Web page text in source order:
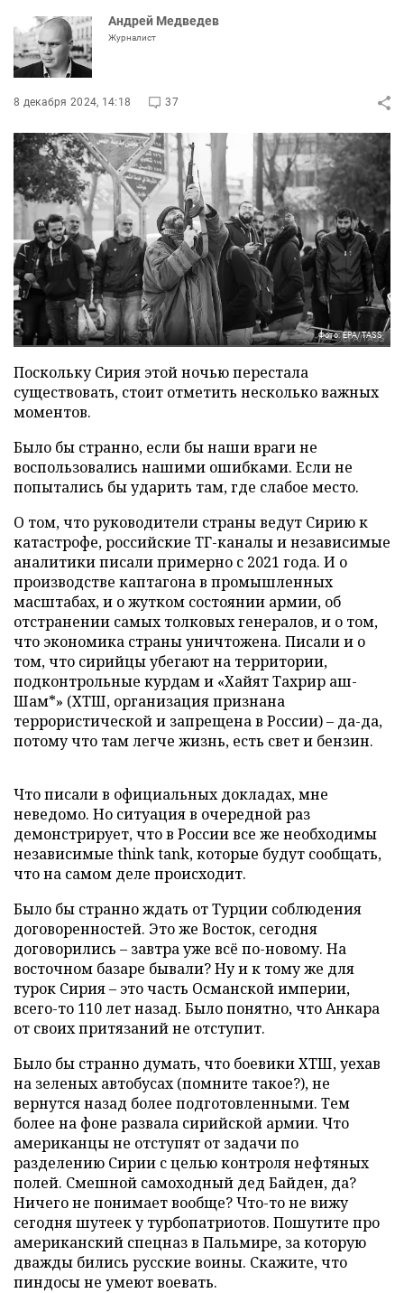
Андрей Медведев
Журналист
8 декабря 2024, 14:18 37
Фото: EPA/TASS
Поскольку Сирия этой ночью перестала
существовать, стоит отметить несколько важных
моментов.
Было бы странно, если бы наши враги не
воспользовались нашими ошибками. Если не
попытались бы ударить там, где слабое место.
О том, что руководители страны ведут Сирию к
катастрофе, российские ТГ-каналы и независимые
аналитики писали примерно с 2021 года. И о
производстве каптагона в промышленных
масштабах, и о жутком состоянии армии, об
отстранении самых толковых генералов, и о том,
что экономика страны уничтожена. Писали и о
том, что сирийцы убегают на территории,
подконтрольные курдам и «Хайят Тахрир аш-
Шам*» (ХТШ, организация признана
террористической и запрещена в России) – да-да,
потому что там легче жизнь, есть свет и бензин.
Что писали в официальных докладах, мне
неведомо. Но ситуация в очередной раз
демонстрирует, что в России все же необходимы
независимые think tank, которые будут сообщать,
что на самом деле происходит.
Было бы странно ждать от Турции соблюдения
договоренностей. Это же Восток, сегодня
договорились – завтра уже всё по-новому. На
восточном базаре бывали? Ну и к тому же для
турок Сирия – это часть Османской империи,
всего-то 110 лет назад. Было понятно, что Анкара
от своих притязаний не отступит.
Было бы странно думать, что боевики ХТШ, уехав
на зеленых автобусах (помните такое?), не
вернутся назад более подготовленными. Тем
более на фоне развала сирийской армии. Что
американцы не отступят от задачи по
разделению Сирии с целью контроля нефтяных
полей. Смешной самоходный дед Байден, да?
Ничего не понимает вообще? Что-то не вижу
сегодня шутеек у турбопатриотов. Пошутите про
американский спецназ в Пальмире, за которую
дважды бились русские воины. Скажите, что
пиндосы не умеют воевать.